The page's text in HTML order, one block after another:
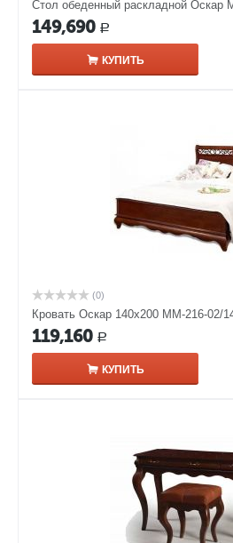
Стол обеденный раскладной Оскар
149,690 Р
КУПИТЬ
(0)
Кровать Оскар 140х200 ММ-216-02/
119,160 Р
КУПИТЬ